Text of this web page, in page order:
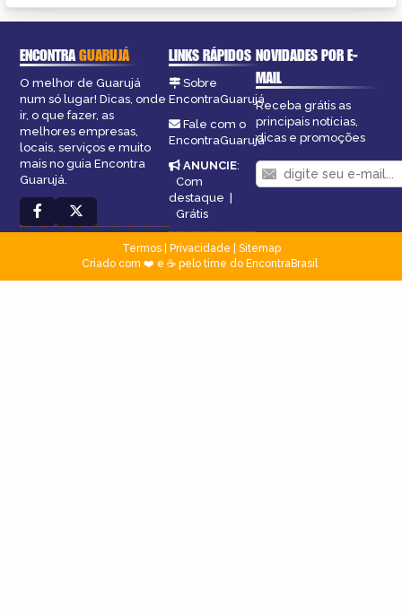
ENCONTRAGUARUJÁ
O melhor de Guarujá
num só lugar! Dicas, onde
ir, o que fazer, as
melhores empresas,
locais, serviços e muito
mais no guia Encontra
Guarujá.
LINKS RÁPIDOS
Sobre
EncontraGuarujá
Fale com o
EncontraGuarujá
ANUNCIE:
Com
destaque |
Grátis
NOVIDADES POR E-
MAIL
Receba grátis as
principais notícias,
dicas e promoções
Termos| Privacidade
Sitemap
Criado com ❤️ e ☕ pelo time do EncontraBrasil